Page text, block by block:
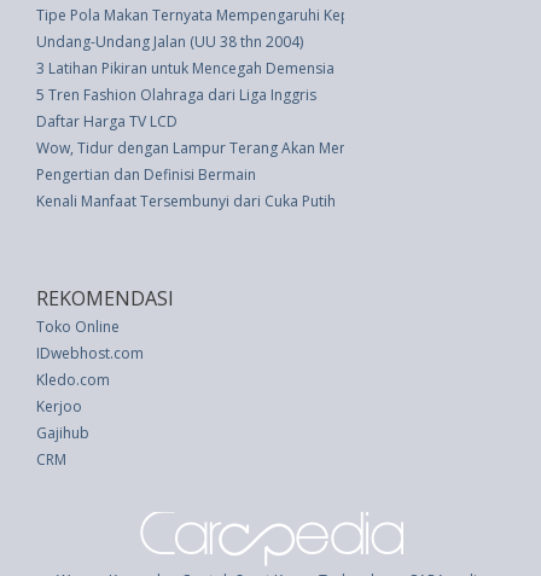
Tipe Pola Makan Ternyata Mempengaruhi Kepribadian, Ini Dia!
Undang-Undang Jalan (UU 38 thn 2004)
3 Latihan Pikiran untuk Mencegah Demensia
5 Tren Fashion Olahraga dari Liga Inggris
Daftar Harga TV LCD
Wow, Tidur dengan Lampur Terang Akan Mengaktifkan Sel Kanker
Pengertian dan Definisi Bermain
Kenali Manfaat Tersembunyi dari Cuka Putih
REKOMENDASI
Toko Online
IDwebhost.com
Kledo.com
Kerjoo
Gajihub
CRM